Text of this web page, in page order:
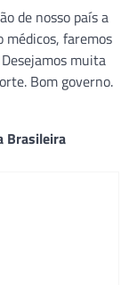
de nosso país a
médicos, faremos
muita
Bom governo.
Brasileira